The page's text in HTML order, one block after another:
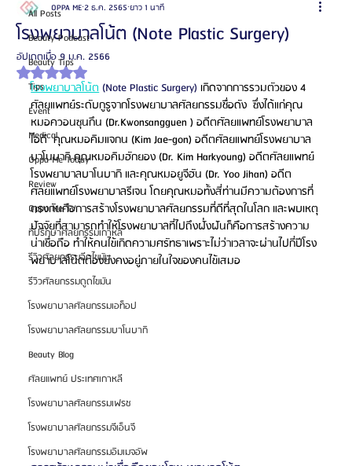
All Posts
Beauty Podcast
Beauty Tips
Tips
Event
Medical
Oppa Me Today
Review
Oppa Me TV
ที่ปรึกษาศัลยกรรมเกาหลี
รีวิวศัลยกรรมฉีดไขมัน
รีวิวศัลยกรรมดูดไขมัน
โรงพยาบาลศัลยกรรมเอท็อป
โรงพยาบาลศัลยกรรมบาโนบากิ
Beauty Blog
ศัลยแพทย์ ประเทศเกาหลี
โรงพยาบาลศัลยกรรมเฟรช
โรงพยาบาลศัลยกรรมจีเอ็นจี
โรงพยาบาลศัลยกรรมอิมเมจอัพ
โรงพยาบาลโน้ต (Note Plastic Surgery)
OPPA ME2 ธ.ค. 2565 ยาว 1 นาที
อัปเดตเมื่อ9 ม.ค. 2566
ได้รับ NaN เต็ม 5 ดาว
โรงพยาบาลโน้ต(Note Plastic Surgery) เกิดจากการรวมตัวของ 4
ศัลยแพทย์ระดับกูรูจากโรงพยาบาลศัลยกรรมชื่อดัง  ซึ่งได้แก่คุณ
หมอควอนซุนกึน (Dr.Kwonsangguen ) อดีตศัลยแพทย์โรงพยาบาล
ไอดี  คุณหมอคิมแจกน (Kim Jae-gon) อดีตศัลยแพทย์โรงพยาบาล
บาโนบากิ คุณหมอคิมฮักยอง (Dr. Kim Harkyoung) อดีตศัลยแพทย์
โรงพยาบาลบาโนบากิ และคุณหมอยูจีฮัน (Dr. Yoo Jihan) อดีต
ศัลยแพทย์โรงพยาบาลรีเจน โดยคุณหมอทั้งสี่ท่านมีความต้องการที่
ตรงกันคือการสร้างโรงพยาบาลศัลยกรรมที่ดีที่สุดในโลก และพบเหตุ
ปัจจัยที่สามารถทำให้โรงพยาบาลที่ไปถึงฝั่งฝันก็คือการสร้างความ
น่าเชื่อถือ ทำให้คนไข้เกิดความศรัทธาเพราะไม่ว่าเวลาจะผ่านไปกี่ปีโรง
พยาบาลโน้ตต้องยังคงอยู่ภายในใจของคนไข้เสมอ